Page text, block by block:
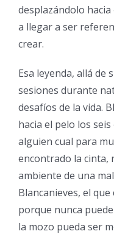
desplazándolo
a llegar a ser
crear.
Esa leyenda, allá
sesiones durante
desafíos de la vida.
hacia el pelo los
alguien cual para
encontrado la cinta,
ambiente de una
Blancanieves, el
porque nunca
la mozo pueda ser